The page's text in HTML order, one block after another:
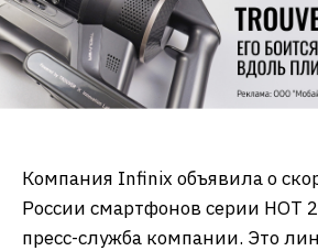
Компания Infinix объявила о
России смартфонов серии HOT
пресс-служба компании. Это